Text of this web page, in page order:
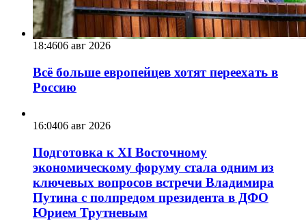
18:4606 авг 2026
Всё больше европейцев хотят переехать в
Россию
16:0406 авг 2026
Подготовка к XI Восточному
экономическому форуму стала одним из
ключевых вопросов встречи Владимира
Путина с полпредом президента в ДФО
Юрием Трутневым